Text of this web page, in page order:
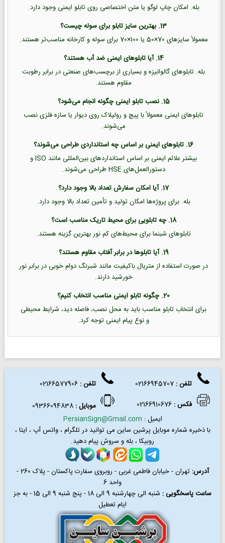
بله. امکان چاپ لوگو یا متن اختصاصی روی تابلو ایمنی وجود دارد.
13. بهترین سایز تابلو برای سوله چیست؟
معمولاً سایزهای 70×50 یا 100×70 برای سوله و کارخانه مناسب‌تر هستند.
14. آیا تابلوهای ایمنی ضد آب هستند؟
بله. تابلوهای گالوانیزه و بسیاری از برچسب‌های صنعتی در برابر رطوبت
مقاوم هستند.
15. نصب تابلو ایمنی چگونه انجام می‌شود؟
تابلوهای ایمنی معمولاً با پیچ و رولپلاک روی دیوار یا سازه فلزی نصب
می‌شوند.
16. تابلوهای ایمنی بر اساس چه استانداردی طراحی می‌شوند؟
بیشتر علائم ایمنی بر اساس استانداردهای بین‌المللی مانند ISO و
دستورالعمل‌های HSE طراحی می‌شوند.
17. آیا امکان سفارش تعداد بالا وجود دارد؟
بله. برای پروژه‌ها امکان تولید و تأمین تعداد بالا وجود دارد.
18. چه تابلویی برای محیط تاریک مناسب است؟
تابلوهای شبنما برای محیط‌های کم نور بهترین گزینه هستند.
19. آیا تابلوها در برابر آفتاب مقاوم هستند؟
در صورت استفاده از متریال باکیفیت مانند شبرنگ دوام خوبی در برابر نور
خورشید دارند.
20. چگونه تابلو ایمنی مناسب انتخاب کنیم؟
برای انتخاب تابلو مناسب باید به محل نصب، فاصله دید، شرایط محیطی
و نوع پیام ایمنی توجه کرد.
تلفن : تلفن:
02166577906
فکس:
02166910676 موبایل :
ایمیل : PersianSign@Gmail.com
با ذخیره شماره موبایل پرشین ساین می توانید درتلگرام ، واتس آپ ، ایتا ،
روبیکا ، بله و سروش پیام دهید.
آدرس:
تهران - خیابان فاطمی غربی - روبروی سفارت پاکستان - پلاک 260 -
واحد 6
ساعت پاسخگویی :
شنبه الی چهارشنبه 9 الی 18 - پنج شنبه 9 الی 15 - به جز
ایام تعطیل